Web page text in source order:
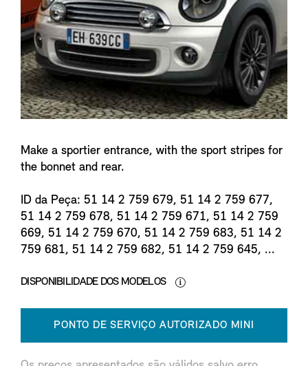
Make a sportier entrance, with the sport stripes for
the bonnet and rear.
ID da Peça: 51 14 2 759 679, 51 14 2 759 677,
51 14 2 759 678, 51 14 2 759 671, 51 14 2 759
669, 51 14 2 759 670, 51 14 2 759 683, 51 14 2
759 681, 51 14 2 759 682, 51 14 2 759 645, ...
DISPONIBILIDADE DOS MODELOS
PONTO DE SERVIÇO AUTORIZADO MINI